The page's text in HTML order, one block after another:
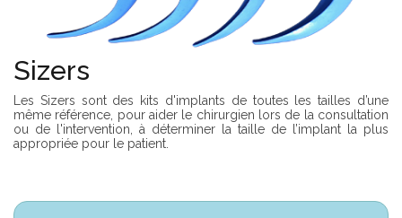
Sizers
Les Sizers sont des kits d'implants de toutes les tailles d’une
même référence, pour aider le chirurgien lors de la consultation
ou de l'intervention, à déterminer la taille de l’implant la plus
appropriée pour le patient.